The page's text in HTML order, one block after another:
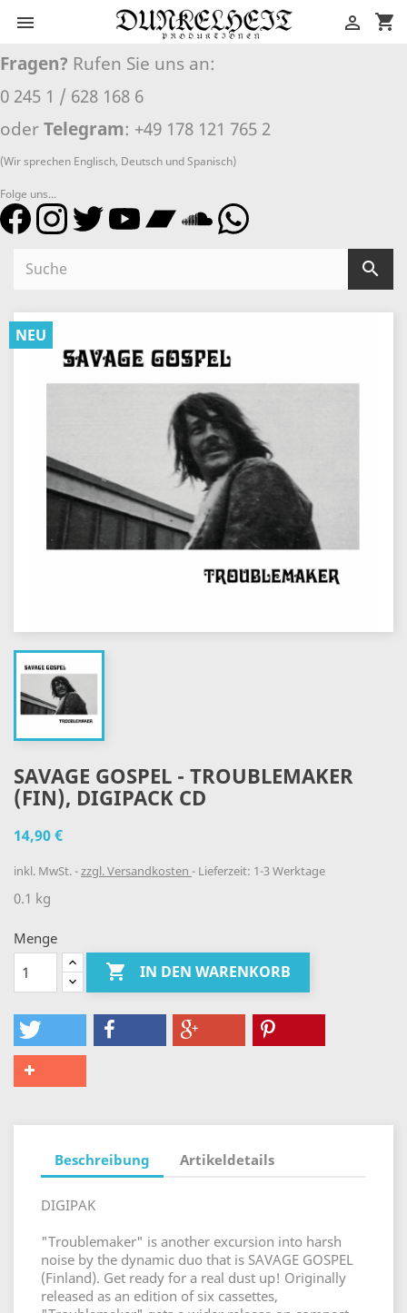
 shopping_cart

Fragen? Rufen Sie uns an:
0 245 1 / 628 168 6
oder Telegram: +49 178 121 765 2
(Wir sprechen Englisch, Deutsch und Spanisch)
Folge uns...

NEU
SAVAGE GOSPEL - TROUBLEMAKER
(FIN), DIGIPACK CD
14,90 €
inkl. MwSt. zzgl. Versandkosten Lieferzeit: 1-3 Werktage
0.1 kg
Menge
 IN DEN WARENKORB
Beschreibung Artikeldetails
DIGIPAK
"Troublemaker" is another excursion into harsh
noise by the dynamic duo that is SAVAGE GOSPEL
(Finland). Get ready for a real dust up! Originally
released as an edition of six cassettes,